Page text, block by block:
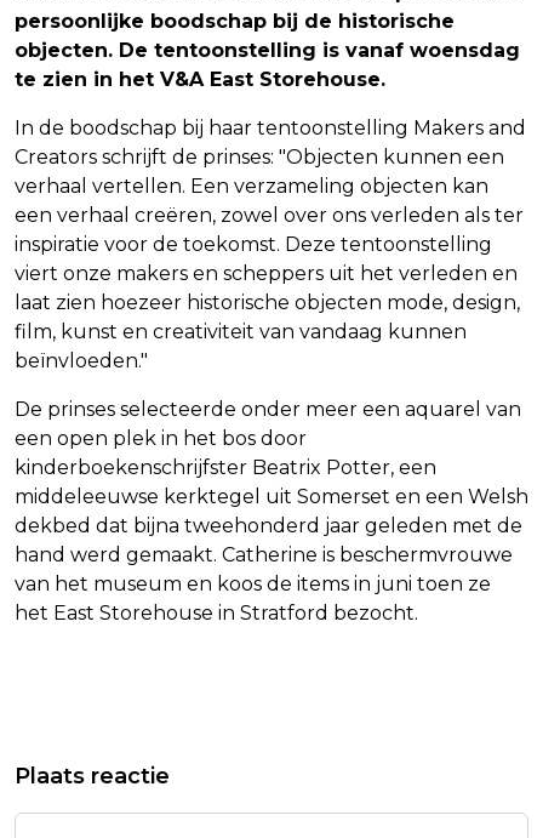
persoonlijke boodschap bij de historische
objecten. De tentoonstelling is vanaf woensdag
te zien in het V&A East Storehouse.
In de boodschap bij haar tentoonstelling Makers and
Creators schrijft de prinses: "Objecten kunnen een
verhaal vertellen. Een verzameling objecten kan
een verhaal creëren, zowel over ons verleden als ter
inspiratie voor de toekomst. Deze tentoonstelling
viert onze makers en scheppers uit het verleden en
laat zien hoezeer historische objecten mode, design,
film, kunst en creativiteit van vandaag kunnen
beïnvloeden."
De prinses selecteerde onder meer een aquarel van
een open plek in het bos door
kinderboekenschrijfster Beatrix Potter, een
middeleeuwse kerktegel uit Somerset en een Welsh
dekbed dat bijna tweehonderd jaar geleden met de
hand werd gemaakt. Catherine is beschermvrouwe
van het museum en koos de items in juni toen ze
het East Storehouse in Stratford bezocht.
'VOORLOPIG' NIETS OVER KWESTIE
STUDENTEN ZORGSTUDIES VALLEN
MINDER UIT DAN GEMIDDELD
Plaats reactie